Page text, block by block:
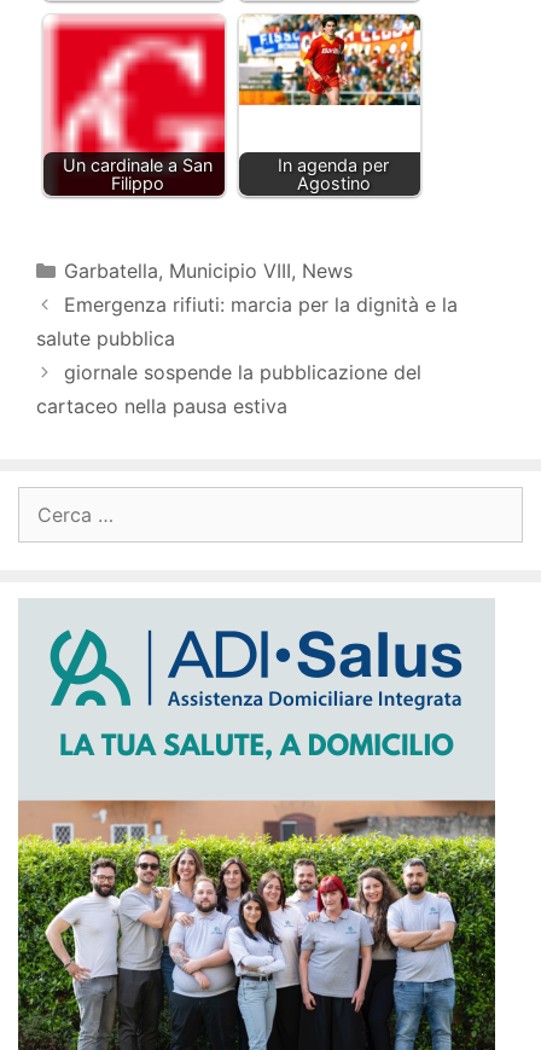
Un cardinale a San
Filippo
In agenda per
Agostino
Garbatella, Municipio VIII, News
Emergenza rifiuti: marcia per la dignità e la
salute pubblica
giornale sospende la pubblicazione del
cartaceo nella pausa estiva